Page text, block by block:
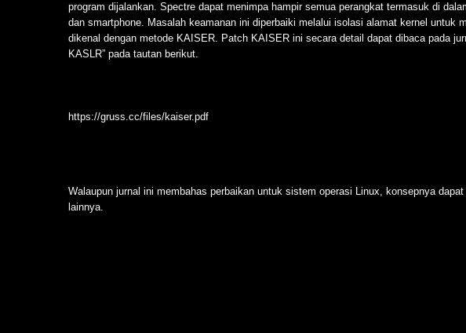
program dijalankan. Spectre dapat menimpa hampir semua perangkat termasuk di
dan smartphone. Masalah keamanan ini diperbaiki melalui isolasi alamat kernel untuk
dikenal dengan metode KAISER. Patch KAISER ini secara detail dapat dibaca pada
KASLR” pada tautan berikut.
https://gruss.cc/files/kaiser.pdf
Walaupun jurnal ini membahas perbaikan untuk sistem operasi Linux, konsepnya
lainnya.